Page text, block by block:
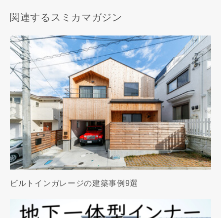
関連するスミカマガジン
ビルトインガレージの建築事例9選